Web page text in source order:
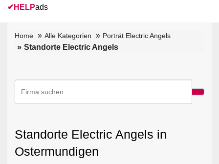
✔ HELPads
Home Alle Kategorien Porträt Electric Angels
Standorte Electric Angels
Standorte Electric Angels in
Ostermundigen